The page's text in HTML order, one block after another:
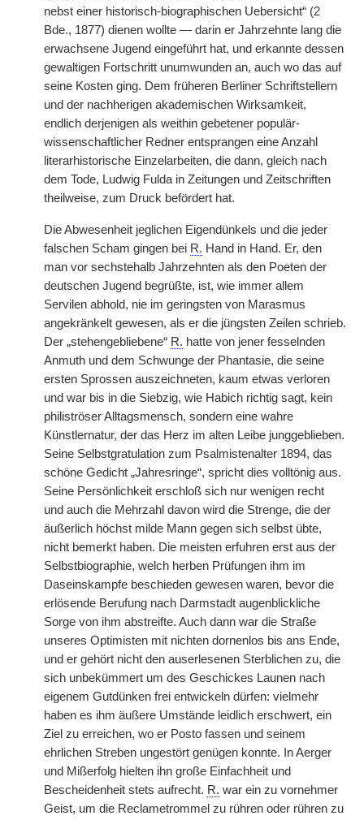
nebst einer historisch-biographischen Uebersicht“ (2
Bde., 1877) dienen wollte — darin er Jahrzehnte lang die
erwachsene Jugend eingeführt hat, und erkannte dessen
gewaltigen Fortschritt unumwunden an, auch wo das auf
seine Kosten ging. Dem früheren Berliner Schriftstellern
und der nachherigen akademischen Wirksamkeit,
endlich derjenigen als weithin gebetener populär-
wissenschaftlicher Redner entsprangen eine Anzahl
literarhistorische Einzelarbeiten, die dann, gleich nach
dem Tode, Ludwig Fulda in Zeitungen und Zeitschriften
theilweise, zum Druck befördert hat.
Die Abwesenheit jeglichen Eigendünkels und die jeder
falschen Scham gingen bei R. Hand in Hand. Er, den
man vor sechstehalb Jahrzehnten als den Poeten der
deutschen Jugend begrüßte, ist, wie immer allem
Servilen abhold, nie im geringsten von Marasmus
angekränkelt gewesen, als er die jüngsten Zeilen schrieb.
Der „stehengebliebene“ R. hatte von jener fesselnden
Anmuth und dem Schwunge der Phantasie, die seine
ersten Sprossen auszeichneten, kaum etwas verloren
und war bis in die Siebzig, wie Habich richtig sagt, kein
philiströser Alltagsmensch, sondern eine wahre
Künstlernatur, der das Herz im alten Leibe junggeblieben.
Seine Selbstgratulation zum Psalmistenalter 1894, das
schöne Gedicht „Jahresringe“, spricht dies volltönig aus.
Seine Persönlichkeit erschloß sich nur wenigen recht
und auch die Mehrzahl davon wird die Strenge, die der
äußerlich höchst milde Mann gegen sich selbst übte,
nicht bemerkt haben. Die meisten erfuhren erst aus der
Selbstbiographie, welch herben Prüfungen ihm im
Daseinskampfe beschieden gewesen waren, bevor die
erlösende Berufung nach Darmstadt augenblickliche
Sorge von ihm abstreifte. Auch dann war die Straße
unseres Optimisten mit nichten dornenlos bis ans Ende,
und er gehört nicht den auserlesenen Sterblichen zu, die
sich unbekümmert um des Geschickes Launen nach
eigenem Gutdünken frei entwickeln dürfen: vielmehr
haben es ihm äußere Umstände leidlich erschwert, ein
Ziel zu erreichen, wo er Posto fassen und seinem
ehrlichen Streben ungestört genügen konnte. In Aerger
und Mißerfolg hielten ihn große Einfachheit und
Bescheidenheit stets aufrecht. R. war ein zu vornehmer
Geist, um die Reclametrommel zu rühren oder rühren zu